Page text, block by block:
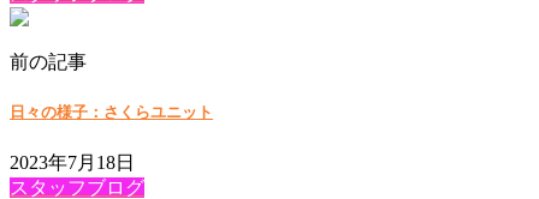
前の記事
日々の様子：さくらユニット
2023年7月18日
スタッフブログ